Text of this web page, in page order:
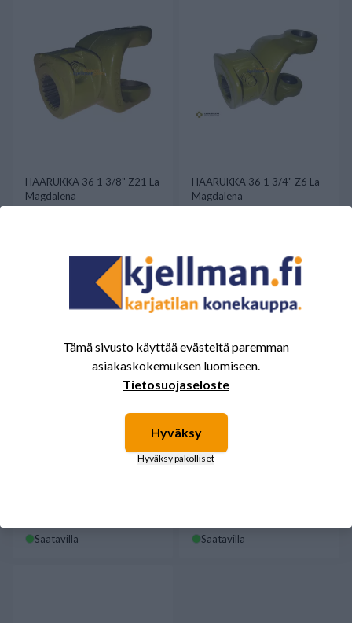
HAARUKKA 36 1 3/8" Z21 La
Magdalena
HAARUKKA 36 1 3/4" Z6 La
Magdalena
Saatavilla Saatavilla
Tämä sivusto käyttää evästeitä paremman
asiakaskokemuksen luomiseen.
Tietosuojaseloste
Hyväksy
Hyväksy pakolliset